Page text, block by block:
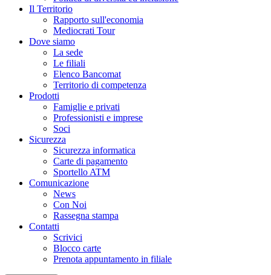
Il Territorio
Rapporto sull'economia
Mediocrati Tour
Dove siamo
La sede
Le filiali
Elenco Bancomat
Territorio di competenza
Prodotti
Famiglie e privati
Professionisti e imprese
Soci
Sicurezza
Sicurezza informatica
Carte di pagamento
Sportello ATM
Comunicazione
News
Con Noi
Rassegna stampa
Contatti
Scrivici
Blocco carte
Prenota appuntamento in filiale